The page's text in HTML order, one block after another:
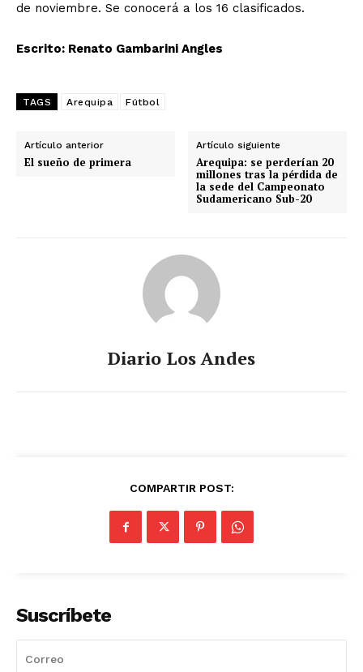
de noviembre. Se conocerá a los 16 clasificados.
Escrito: Renato Gambarini Angles
TAGS Arequipa Fútbol
Artículo anterior
El sueño de primera
Artículo siguiente
Arequipa: se perderían 20
millones tras la pérdida de
la sede del Campeonato
Sudamericano Sub-20
Diario Los Andes
COMPARTIR POST:
Suscríbete